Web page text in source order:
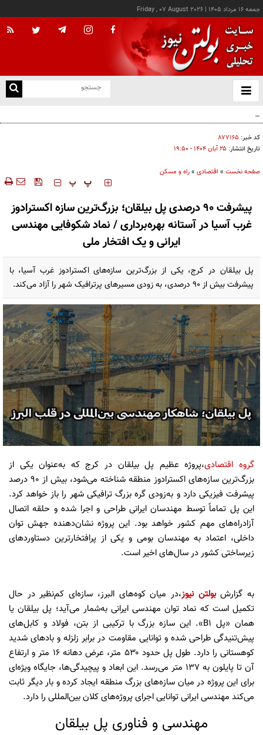
جمعه ۱۶ مرداد ۱۴۰۵ |
Friday , 07 August 2026
باز
و
درخواست شرکت گاز مازندران برای آمادگی مشترکان دربرابر زمستان
کد خبر: ۸۷۷۱۶۵
تاریخ انتشار: ۲۵ آبان ۱۴۰۴ - ۱۹:۵۰
صفحه نخست » اقتصادی »راه و مسکن
‍‍‍ پ پ
پیشرفت ۹۰ درصدی پل بیلقان؛ بزرگ‌ترین سازه اکسترادوز
غرب آسیا در آستانه بهره‌برداری / نماد شکوفایی مهندسی
ایرانی و یک افتخار ملی
پل بیلقان در کرج، یکی از بزرگ‌ترین سازه‌های اکسترادوز غرب آسیا، با
پیشرفت بیش از ۹۰ درصدی، به زودی مسیرهای پرترافیک شهر را آزاد می‌کند.
گروه اقتصادی،پروژه عظیم پل بیلقان در کرج که به‌عنوان یکی از
بزرگ‌ترین سازه‌های اکسترادوز منطقه شناخته می‌شود، بیش از ۹۰ درصد
پیشرفت فیزیکی دارد و به‌زودی گره بزرگ ترافیکی شهر را باز خواهد کرد.
این پل تماماً توسط مهندسان ایرانی طراحی و اجرا شده و حلقه اتصال
آزادراه‌های مهم کشور خواهد بود. این پروژه نشان‌دهنده جهش توان
داخلی، اعتماد به مهندسان بومی و یکی از پرافتخارترین دستاوردهای
زیرساختی کشور در سال‌های اخیر است.
به گزارشبولتن نیوز،در میان کوه‌های البرز، سازه‌ای کم‌نظیر در حال
تکمیل است که نماد توان مهندسی ایرانی به‌شمار می‌آید؛ پل بیلقان یا
همان «پل B1». این سازه بزرگ با ترکیبی از بتن، فولاد و کابل‌های
پیش‌تنیدگی طراحی شده و توانایی مقاومت در برابر زلزله و بادهای شدید
کوهستانی را دارد. طول پل حدود ۵۳۰ متر، عرض دهانه ۱۶ متر و ارتفاع
آن تا پایلون به ۱۳۷ متر می‌رسد. این ابعاد و پیچیدگی‌ها، جایگاه ویژه‌ای
برای این پروژه در میان سازه‌های بزرگ منطقه ایجاد کرده و بار دیگر ثابت
می‌کند مهندسی ایرانی توانایی اجرای پروژه‌های کلان بین‌المللی را دارد.
مهندسی و فناوری پل بیلقان